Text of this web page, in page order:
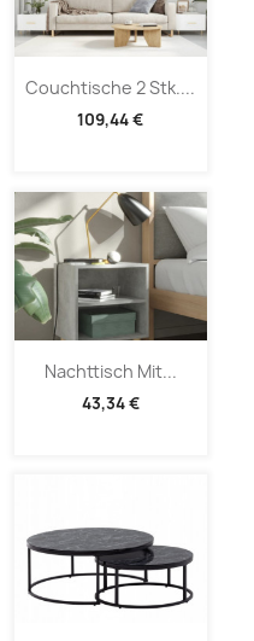
Couchtische 2 Stk....
109,44 €
Nachttisch Mit...
43,34 €